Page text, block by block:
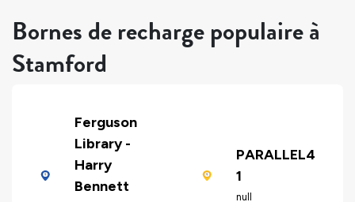
Bornes de recharge populaire à
Stamford
Ferguson
Library -
Harry
Bennett
PARALLEL4
1
null